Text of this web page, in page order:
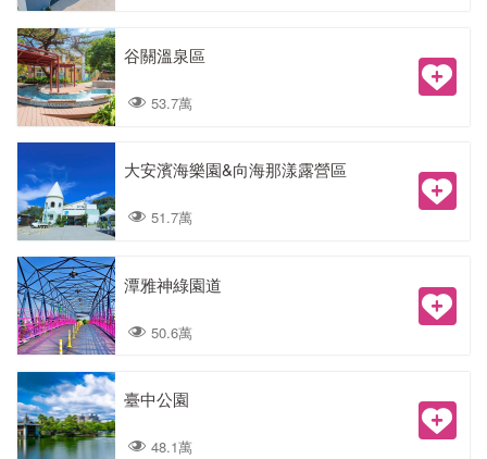
谷關溫泉區
53.7萬
大安濱海樂園&向海那漾露營區
51.7萬
潭雅神綠園道
50.6萬
臺中公園
48.1萬